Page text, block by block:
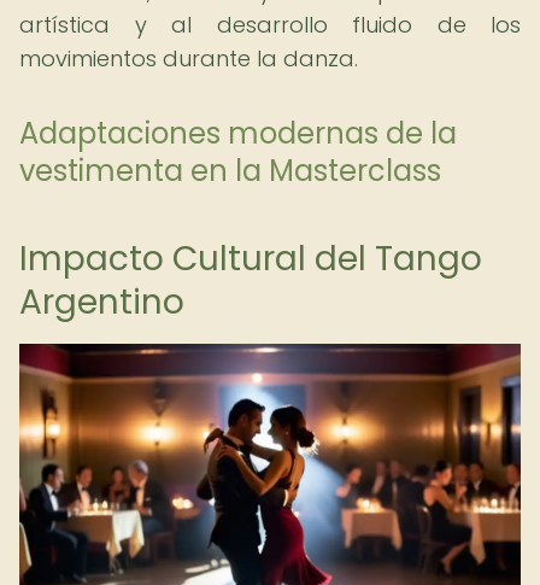
artística y al desarrollo fluido de los
movimientos durante la danza.
Adaptaciones modernas de la
vestimenta en la Masterclass
Impacto Cultural del Tango
Argentino